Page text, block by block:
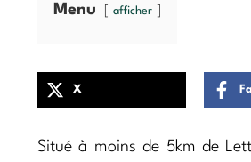
Menu afficher
X
Situé à moins de 5km de